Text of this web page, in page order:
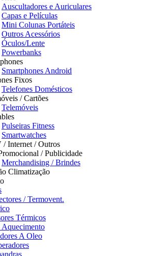
Auscultadores e Auriculares
Capas e Películas
Mini Colunas Portáteis
Outros Acessórios
Óculos/Lente
Powerbanks
Smartphones Android
Fixos
Telefones Domésticos
/ Cartões
Telemóveis
Pulseiras Fitness
Smartwatches
/ Internet / Outros
/ Publicidade
Merchandising / Brindes
Climatização
/ Termovent.
Térmicos
A Oleo